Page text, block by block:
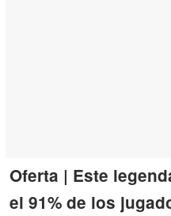
Oferta | Este
el 91% de los